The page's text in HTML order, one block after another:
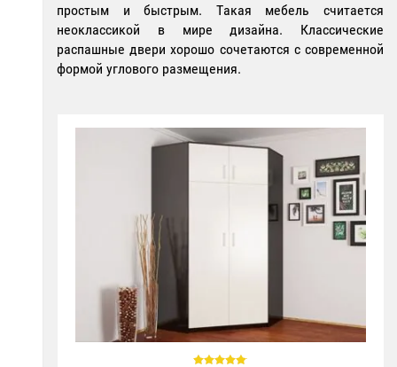
простым и быстрым. Такая мебель считается
неоклассикой в мире дизайна. Классические
распашные двери хорошо сочетаются с современной
формой углового размещения.